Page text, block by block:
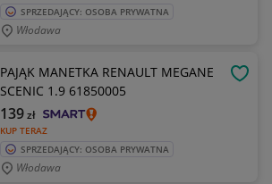
SPRZEDAJĄCY: OSOBA PRYWATNA
Włodawa
PAJĄK MANETKA RENAULT MEGANE
SCENIC 1.9 61850005
KUP TERAZ
139zł
SPRZEDAJĄCY: OSOBA PRYWATNA
Włodawa